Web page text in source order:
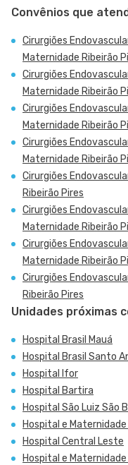
Convênios que
Cirurgiões
Maternidade Ribeirão
Cirurgiões
Maternidade Ribeirão
Cirurgiões
Maternidade Ribeirão
Cirurgiões
Maternidade Ribeirão
Cirurgiões
Ribeirão Pires
Cirurgiões
Maternidade Ribeirão
Cirurgiões
Maternidade Ribeirão
Cirurgiões
Ribeirão Pires
Unidades próximas
Hospital Brasil Mauá
Hospital Brasil Santo
Hospital Ifor
Hospital Bartira
Hospital São Luiz São
Hospital e
Hospital Central Leste
Hospital e